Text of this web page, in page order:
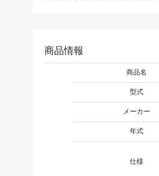
商品情報
商品名
型式
メーカー
年式
仕様